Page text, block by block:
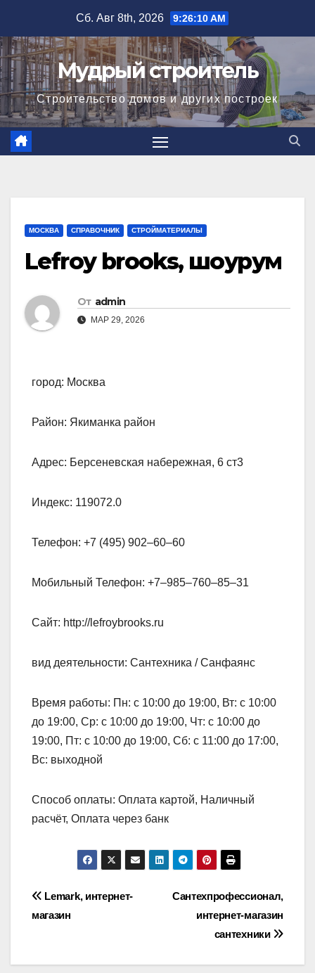
содержимому
Сб. Авг 8th, 2026 9:26:11 AM
Мудрый строитель
Строительство домов и других построек
МОСКВА СПРАВОЧНИК СТРОЙМАТЕРИАЛЫ
Lefroy brooks, шоурум
От admin
МАР 29, 2026
город: Москва
Район: Якиманка район
Адрес: Берсеневская набережная, 6 ст3
Индекс: 119072.0
Телефон: +7 (495) 902‒60‒60
Мобильный Телефон: +7‒985‒760‒85‒31
Сайт: http://lefroybrooks.ru
вид деятельности: Сантехника / Санфаянс
Время работы: Пн: с 10:00 до 19:00, Вт: с 10:00
до 19:00, Ср: с 10:00 до 19:00, Чт: с 10:00 до
19:00, Пт: с 10:00 до 19:00, Сб: с 11:00 до 17:00,
Вс: выходной
Способ оплаты: Оплата картой, Наличный
расчёт, Оплата через банк
Навигация
записям
Сантехпрофессионал,
интернет-магазин
сантехники
Lemark, интернет-
магазин